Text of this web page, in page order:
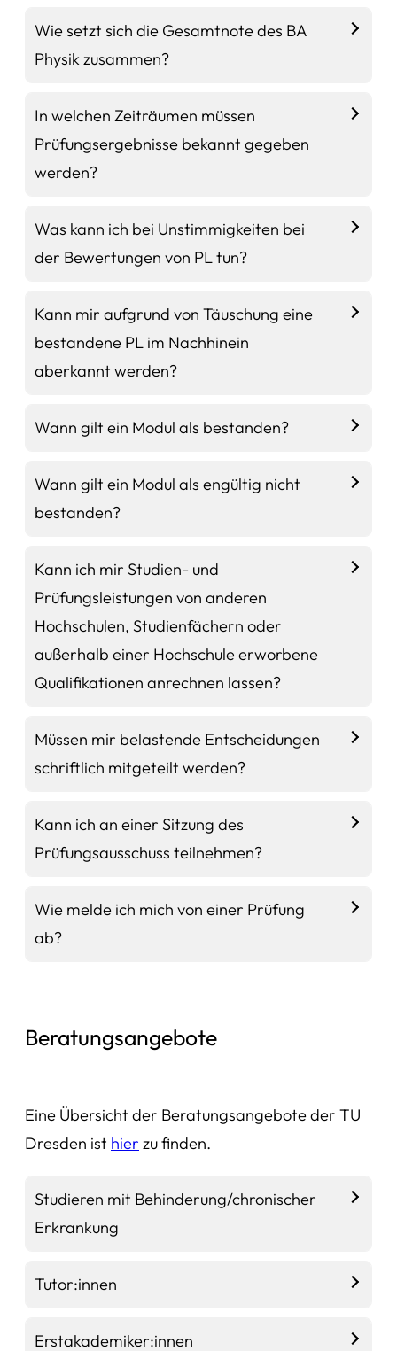
Wie setzt sich die Gesamtnote des BA
Physik zusammen?
In welchen Zeiträumen müssen
Prüfungsergebnisse bekannt gegeben
werden?
Was kann ich bei Unstimmigkeiten bei
der Bewertungen von PL tun?
Kann mir aufgrund von Täuschung eine
bestandene PL im Nachhinein
aberkannt werden?
Wann gilt ein Modul als bestanden?
Wann gilt ein Modul als engültig nicht
bestanden?
Kann ich mir Studien- und
Prüfungsleistungen von anderen
Hochschulen, Studienfächern oder
außerhalb einer Hochschule erworbene
Qualifikationen anrechnen lassen?
Müssen mir belastende Entscheidungen
schriftlich mitgeteilt werden?
Kann ich an einer Sitzung des
Prüfungsausschuss teilnehmen?
Wie melde ich mich von einer Prüfung
ab?
Beratungsangebote
Eine Übersicht der Beratungsangebote der TU
Dresden ist hier zu finden.
Studieren mit Behinderung/chronischer
Erkrankung
Tutor:innen
Erstakademiker:innen